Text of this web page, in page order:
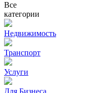
Все
категории
Недвижимость
Транспорт
Услуги
Для Бизнеса